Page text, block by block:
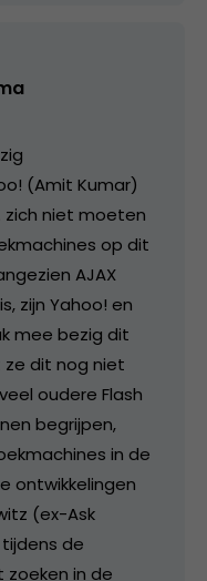
(Amit Kumar)
niet moeten
op dit
AJAX
zijn Yahoo! en
mee bezig dit
ze dit nog niet
oudere Flash
begrijpen,
in de
ontwikkelingen
(ex-Ask
tijdens de
in de